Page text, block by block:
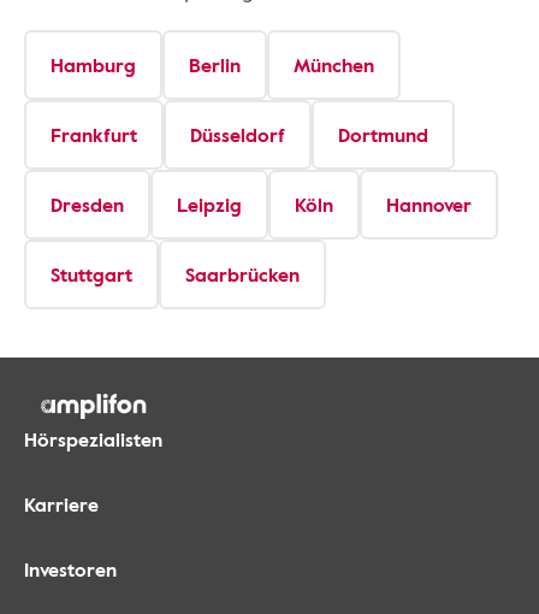
Hamburg Berlin München
Frankfurt Düsseldorf Dortmund
Dresden Leipzig Köln Hannover
Stuttgart Saarbrücken
Hörspezialisten
Karriere
Investoren